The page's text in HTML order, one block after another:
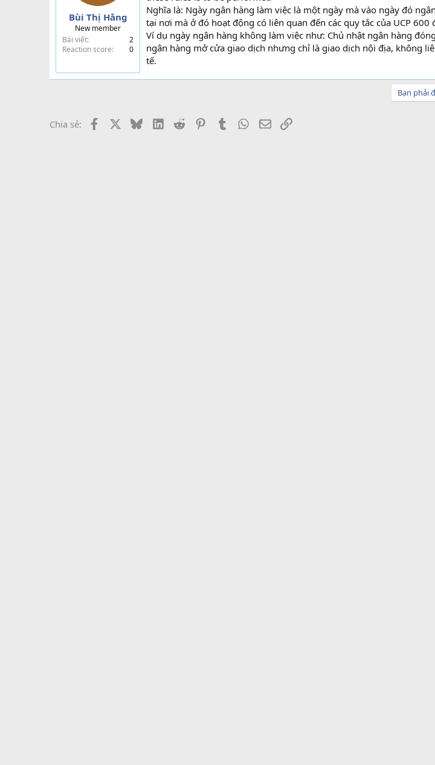
Bùi Thị Hằng
New member
Bài viết
2
Reaction score
0
Nghĩa là: Ngày ngân hàng làm việc là một ngày mà vào ngày đó
tại nơi mà ở đó hoạt động có liên quan đến các quy tắc của UCP 600
Ví dụ ngày ngân hàng không làm việc như: Chủ nhật ngân hàng
ngân hàng mở cửa giao dịch nhưng chỉ là giao dịch nội địa, không
tế.
Bạn phải
Chia sẻ: Facebook BlueskyLinkedIn
Reddit PinterestTumblr WhatsApp
EmailLink